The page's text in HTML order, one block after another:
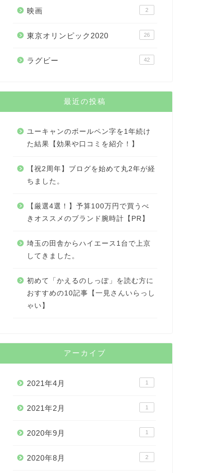
映画 2
東京オリンピック2020 26
ラグビー 42
最近の投稿
ユーキャンのボールペン字を1年続け
た結果【効果や口コミを紹介！】
【祝2周年】ブログを始めて丸2年が経
ちました。
【厳選4選！】予算100万円で買うべ
きオススメのブランド腕時計【PR】
埼玉の田舎からハイエース1台で上京
してきました。
初めて「かえるのしっぽ」を読む方に
おすすめの10記事【一見さんいらっし
ゃい】
アーカイブ
2021年4月 1
2021年2月 1
2020年9月 1
2020年8月 2